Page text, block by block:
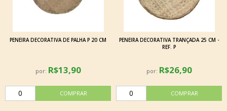
PENEIRA DECORATIVA DE PALHA P 20 CM
por: R$13,90
PENEIRA DECORATIVA TRANÇADA 25 CM -
REF. P
por: R$26,90